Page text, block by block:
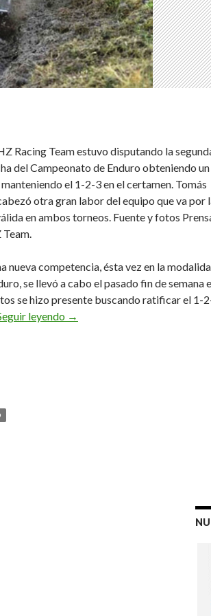
Racing Team estuvo disputando la
del Campeonato de Enduro obteniendo
manteniendo el 1-2-3 en el certamen. Tomás
otra gran labor del equipo que va por
en ambos torneos. Fuente y fotos
Team.
nueva competencia, ésta vez en la
se llevó a cabo el pasado fin de semana
se hizo presente buscando ratificar el 1-
leyendo Ratificando el #1
→